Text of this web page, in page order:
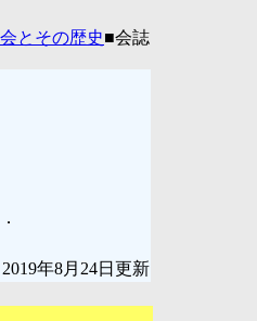
とその歴史■会誌
年8月24日更新